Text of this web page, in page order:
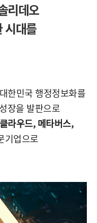
리데오
시대를
한민국 행정정보화를
장을 발판으로
라우드, 메타버스,
기업으로